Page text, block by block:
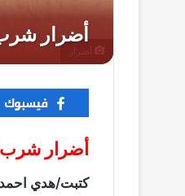
أضرار شرب
كتبت/هدي احمد